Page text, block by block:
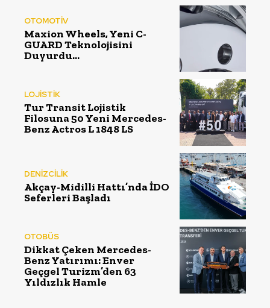
OTOMOTİV
Maxion Wheels, Yeni C-
GUARD Teknolojisini
Duyurdu…
LOJİSTİK
Tur Transit Lojistik
Filosuna 50 Yeni Mercedes-
Benz Actros L 1848 LS
DENİZCİLİK
Akçay-Midilli Hattı’nda İDO
Seferleri Başladı
OTOBÜS
Dikkat Çeken Mercedes-
Benz Yatırımı: Enver
Geçgel Turizm’den 63
Yıldızlık Hamle